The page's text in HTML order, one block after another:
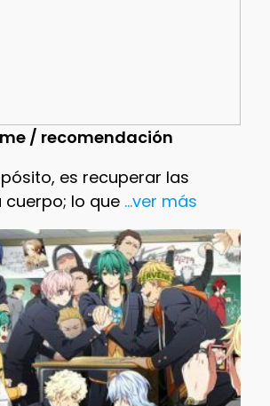
/ recomendación
es recuperar las
lo que...ver más